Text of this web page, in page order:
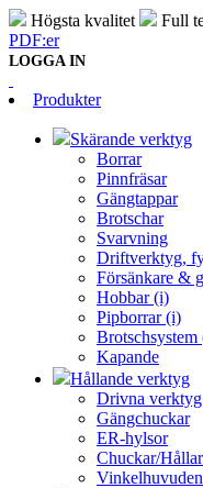
Högsta kvalitet Full
PDF:er
LOGGA IN
Produkter
Skärande verktyg
Borrar
Pinnfräsar
Gängtappar
Brotschar
Svarvning
Driftverktyg,
Försänkare &
Hobbar (i)
Pipborrar (i)
Brotschsystem
Kapande
Hållande verktyg
Drivna
Gängchuckar
ER-hylsor
Chuckar/